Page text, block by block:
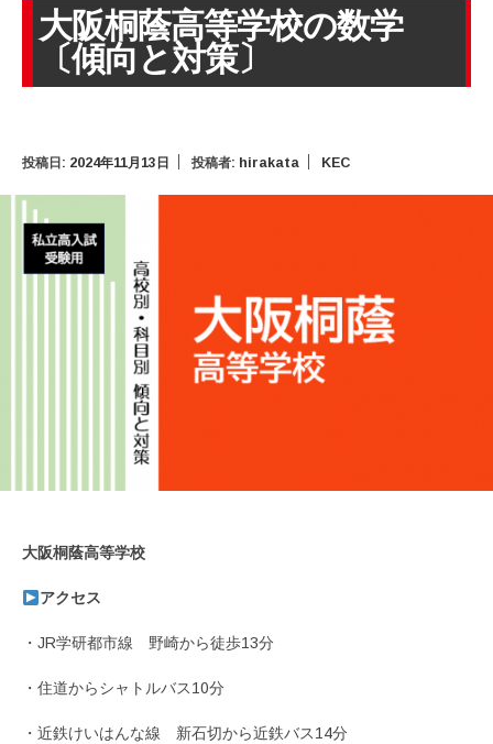
大阪桐蔭高等学校の数学
〔傾向と対策〕
投稿日: 2024年11月13日 投稿者: hirakata KEC
大阪桐蔭高等学校
アクセス
・JR学研都市線 野崎から徒歩13分
・住道からシャトルバス10分
・近鉄けいはんな線 新石切から近鉄バス14分